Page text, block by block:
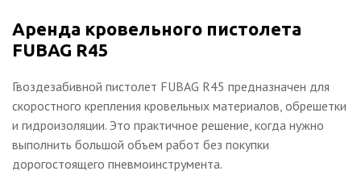
Аренда кровельного пистолета
FUBAG R45
Гвоздезабивной пистолет FUBAG R45 предназначен для
скоростного крепления кровельных материалов, обрешетки
и гидроизоляции. Это практичное решение, когда нужно
выполнить большой объем работ без покупки
дорогостоящего пневмоинструмента.